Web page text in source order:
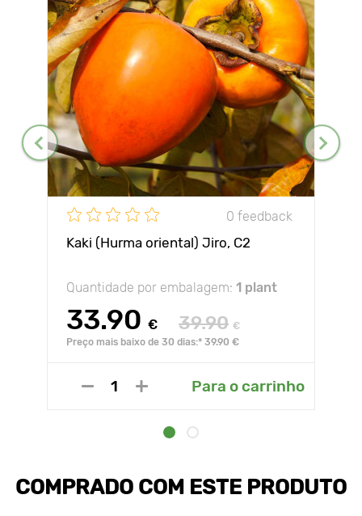
0 feedback
Kaki (Hurma oriental) Jiro, С2
Quantidade por embalagem: 1 plant
33.90 € 39.90 €
Preço mais baixo de 30 dias:* 39.90 €
Para o carrinho
COMPRADO COM ESTE PRODUTO